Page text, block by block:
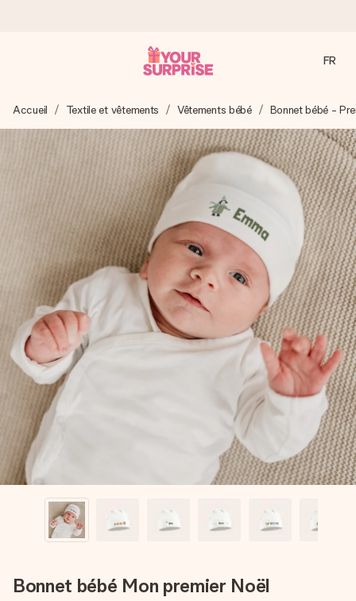
Nous préparons votre cadeau avec attention et l’envoyons
en un éclair – pour que vous puissiez l’offrir au bon moment,
quand cela compte le plus.
4,9 (sur la base de +15 000 avis)
Nos cadeaux sont appréciés. Les clients nous attribuent
une note de 4,9 sur Google Reviews (total de tous les
pays où nous sommes présents).
Carte de vœux gratuite
Créez quelque chose d’unique en quelques étapes – avec
son prénom, votre photo ou un message qui touche le cœur.
Sans complications, juste tout l’amour pour le moment idéal.
FR
Accueil Textile et vêtements Vêtements bébé Bonnet bébé -
Bonnet bébé Mon premier Noël